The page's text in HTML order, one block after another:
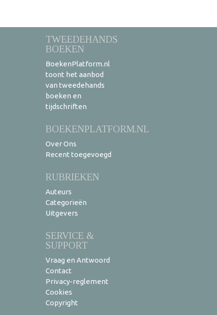
TWEEDEHANDS
BOEKEN
BoekenPlatform.nl
toont het aanbod
van tweedehands
boeken en
tijdschriften
BOEKENPLATFORM.NL
Over Ons
Recent toegevoegd
RUBRIEKEN
Auteurs
Categorieën
Uitgevers
SERVICE &
SUPPORT
Vraag en Antwoord
Contact
Privacy-reglement
Cookies
Copyright